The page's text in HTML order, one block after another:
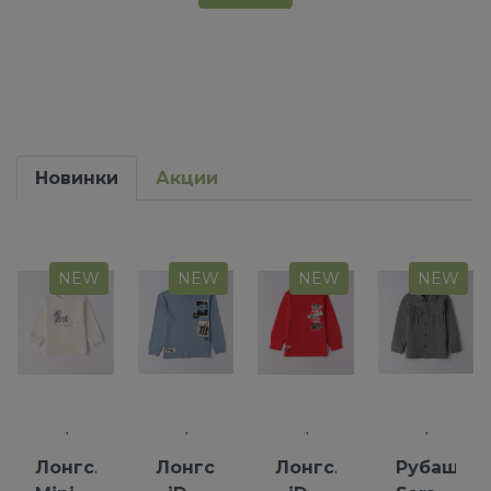
Новинки Акции
NEW
Лонгслив
NEW
Лонгслив
NEW
Лонгслив
NEW
Рубашка